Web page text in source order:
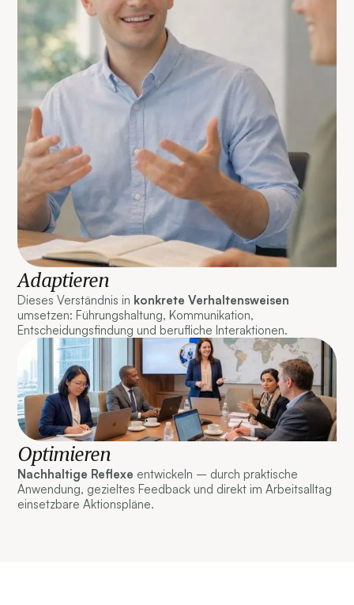
Adaptieren
Dieses Verständnis in konkrete Verhaltensweisen
umsetzen: Führungshaltung, Kommunikation,
Entscheidungsfindung und berufliche Interaktionen.
Optimieren
Nachhaltige Reflexe entwickeln – durch praktische
Anwendung, gezieltes Feedback und direkt im Arbeitsalltag
einsetzbare Aktionspläne.